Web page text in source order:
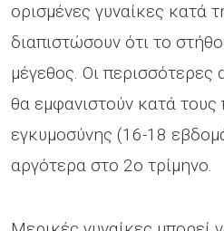
ορισμένες γυναίκες κατά
διαπιστώσουν ότι το
μέγεθος. Οι περισσότερες
θα εμφανιστούν κατά
εγκυμοσύνης (16-18
αργότερα στο 2ο τρίμηνο.